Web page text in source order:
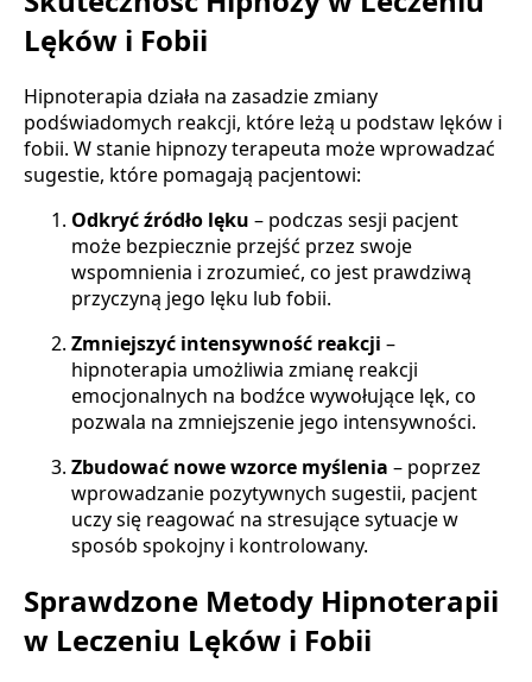
Lęków i Fobii
Hipnoterapia działa na zasadzie zmiany
podświadomych reakcji, które leżą u podstaw lęków i
fobii. W stanie hipnozy terapeuta może wprowadzać
sugestie, które pomagają pacjentowi:
Odkryć źródło lęku – podczas sesji pacjent
może bezpiecznie przejść przez swoje
wspomnienia i zrozumieć, co jest prawdziwą
przyczyną jego lęku lub fobii.
Zmniejszyć intensywność reakcji –
hipnoterapia umożliwia zmianę reakcji
emocjonalnych na bodźce wywołujące lęk, co
pozwala na zmniejszenie jego intensywności.
Zbudować nowe wzorce myślenia – poprzez
wprowadzanie pozytywnych sugestii, pacjent
uczy się reagować na stresujące sytuacje w
sposób spokojny i kontrolowany.
Sprawdzone Metody Hipnoterapii
w Leczeniu Lęków i Fobii